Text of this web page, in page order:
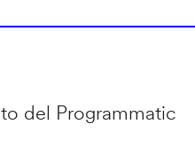
del Programmatic